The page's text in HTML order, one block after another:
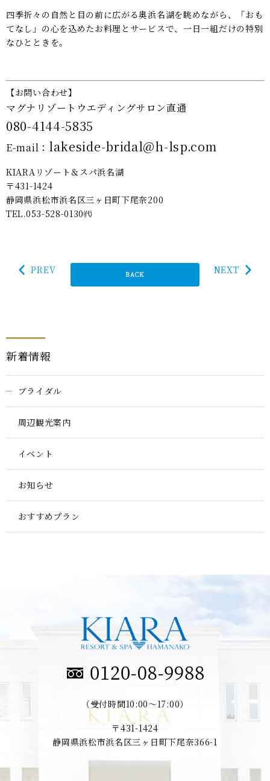
四季折々の自然と目の前に広がる奥浜名湖を眺めながら、「おも
てなし」の心を込めたお料理とサービスで、一日一組だけの特別
なひとときを。
【お問い合わせ】
マグナリゾートウエディングサロン直通
080-4144-5835
E-mail： lakeside-bridal@h-lsp.com
KIARAリゾート＆スパ浜名湖
〒431-1424
静岡県浜松市浜名区三ヶ日町下尾奈200
TEL.053-528-0130㈹
PREV NEXT
新着情報
ブライダル
周辺観光案内
イベント
お知らせ
おすすめプラン
（受付時間10:00～17:00）
〒431-1424
静岡県浜松市浜名区三ヶ日町下尾奈366-1